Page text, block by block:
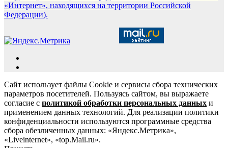
«Интернет», находящихся на территории Российской
Федерации).
Сайт использует файлы Cookie и сервисы сбора технических
параметров посетителей. Пользуясь сайтом, вы выражаете
согласие с политикой обработки персональных данных и
применением данных технологий. Для реализации политики
конфиденциальности используются программные средства
сбора обезличенных данных: «Яндекс.Метрика»,
«Liveinternet», «top.Mail.ru».